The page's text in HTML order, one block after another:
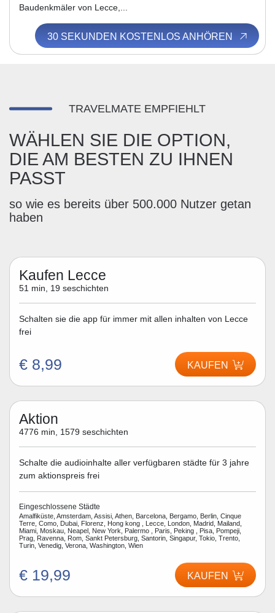
Baudenkmäler von Lecce,...
30 SEKUNDEN KOSTENLOS ANHÖREN
TRAVELMATE EMPFIEHLT
WÄHLEN SIE DIE OPTION,
DIE AM BESTEN ZU IHNEN
PASST
so wie es bereits über 500.000 Nutzer getan
haben
Kaufen Lecce
51 min, 19 seschichten
Schalten sie die app für immer mit allen inhalten von Lecce
frei
€ 8,99 KAUFEN
Aktion
4776 min, 1579 seschichten
Schalte die audioinhalte aller verfügbaren städte für 3 jahre
zum aktionspreis frei
Eingeschlossene Städte
Amalfiküste, Amsterdam, Assisi, Athen, Barcelona, Bergamo, Berlin, Cinque
Terre, Como, Dubai, Florenz, Hong kong , Lecce, London, Madrid, Mailand,
Miami, Moskau, Neapel, New York, Palermo , Paris, Peking , Pisa, Pompeji,
Prag, Ravenna, Rom, Sankt Petersburg, Santorin, Singapur, Tokio, Trento,
Turin, Venedig, Verona, Washington, Wien
€ 19,99 KAUFEN